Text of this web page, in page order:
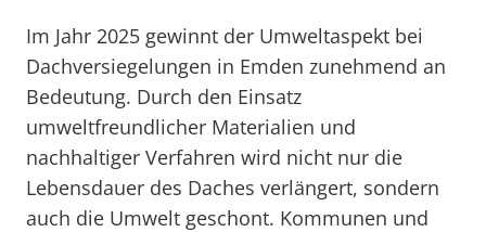
Im Jahr 2025 gewinnt der Umweltaspekt bei
Dachversiegelungen in Emden zunehmend an
Bedeutung. Durch den Einsatz
umweltfreundlicher Materialien und
nachhaltiger Verfahren wird nicht nur die
Lebensdauer des Daches verlängert, sondern
auch die Umwelt geschont. Kommunen und